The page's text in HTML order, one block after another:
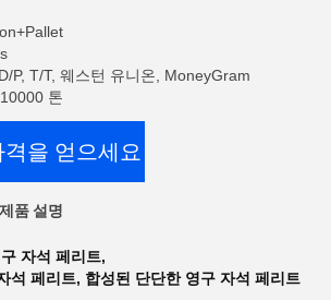
P, T/T, 웨스턴 유니온, MoneyGram
톤
을 얻으세요
제품 설명
자석 페리트,
석 페리트, 합성된 단단한 영구 자석 페리트